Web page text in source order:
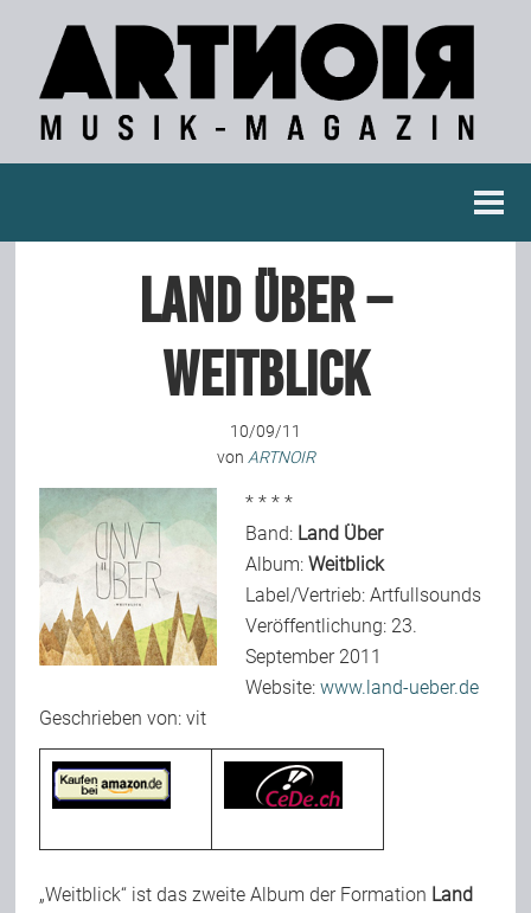
Konzertberichte
Fotoreportagen
Weitere Berichte
Bild-Archiv
Musik
Alles andere
Land Über –
Weitblick
10/09/11
von ARTNOIR
* * * *
Band: Land Über
Album:Weitblick
Label/Vertrieb: Artfullsounds
Veröffentlichung: 23.
September 2011
Website:www.land-ueber.de
Geschrieben von: vit
„Weitblick“ ist das zweite Album der Formation Land